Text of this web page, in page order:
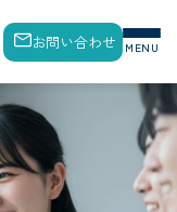
お問い合わせ MENU